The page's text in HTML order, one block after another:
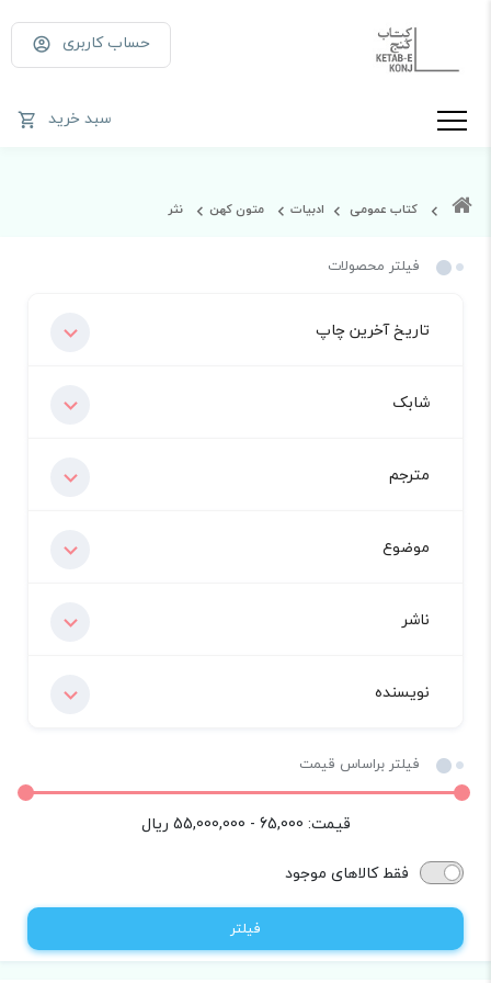
حساب کاربری
سبد خرید
کتاب عمومی ادبیات متون کهن نثر
فیلتر محصولات
تاریخ آخرین چاپ
شابک
مترجم
موضوع
ناشر
نویسنده
فیلتر براساس قیمت
قیمت: 65,000 - 55,000,000
ریال
فقط کالاهای موجود
فیلتر